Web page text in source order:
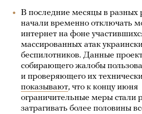
В последние месяцы в разных
начали временно отключать
интернет на фоне
массированных атак
беспилотников. Данные
собирающего жалобы
и проверяющего их
показывают, что к концу июня
ограничительные меры стали
затрагивать более половины